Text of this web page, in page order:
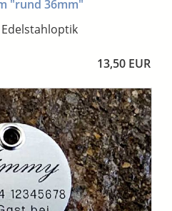
"rund 36mm"
13,50 EUR